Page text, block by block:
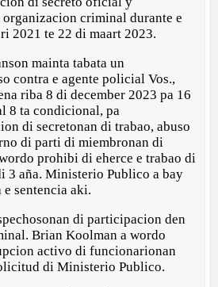
criminal durante e
2021 te 22 di maart 2023.
mainta tabata un
contra e agente policial Vos.,
riba 8 di december 2023 pa 16
8 ta condicional, pa
di secretonan di trabao, abuso
di parti di miembronan di
prohibi di eherce e trabao di
3 aña. Ministerio Publico a bay
sentencia aki.
di participacion den
Brian Koolman a wordo
activo di funcionarionan
di Ministerio Publico.